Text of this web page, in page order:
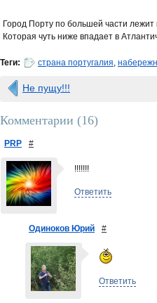
Город Порту по большей части лежит
Которая чуть ниже впадает в
Теги: страна португалия,
Не пущу!!!
Комментарии (16)
PRP #
!!!!!!!
Ответить
Одиноков Юрий #
Ответить